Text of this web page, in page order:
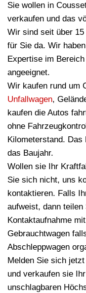
Sie wollen in
verkaufen und das
Wir sind seit über
für Sie da. Wir
Expertise im Bereich
angeeignet.
Wir kaufen rund um
Unfallwagen,
kaufen die Autos
ohne
Kilometerstand.
das Baujahr.
Wollen sie Ihr
Sie sich nicht, uns
kontaktieren. Falls
aufweist, dann
Kontaktaufnahme
Gebrauchtwagen
Abschleppwagen
Melden Sie sich
und verkaufen sie
unschlagbaren